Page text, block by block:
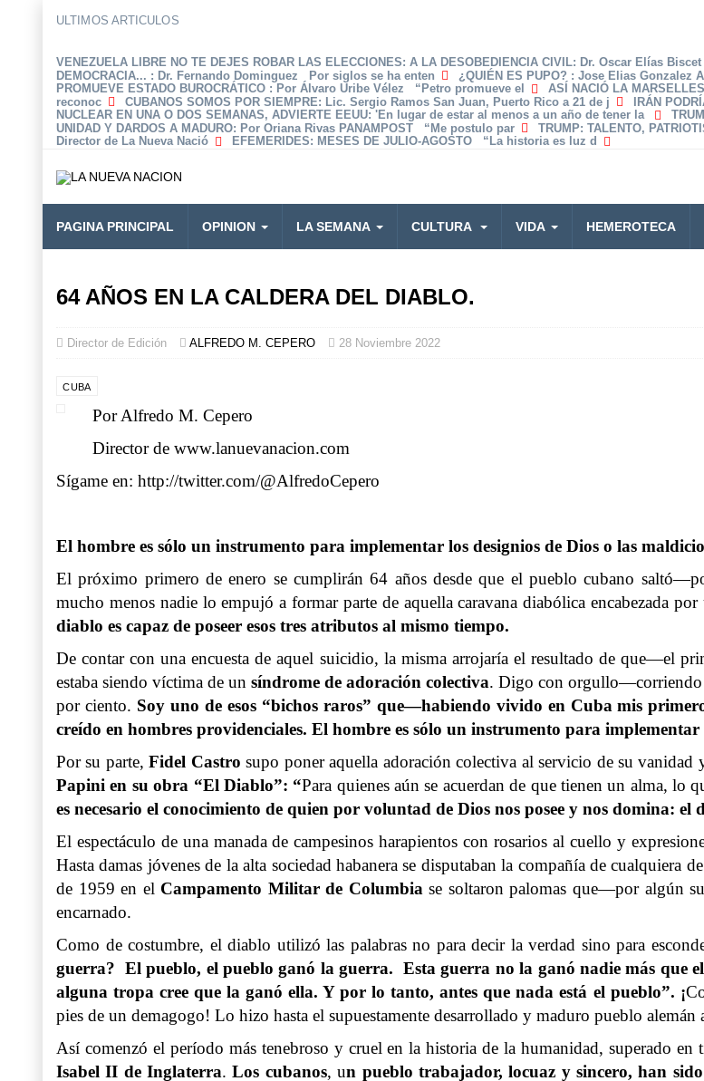
ULTIMOS ARTICULOS
VENEZUELA LIBRE NO TE DEJES ROBAR LAS ELECCIONES: A LA DESOBEDIENCIA CIVIL: Dr. Oscar Elías
DEMOCRACIA... : Dr. Fernando Dominguez Por siglos se ha enten ¿QUIÉN ES PUPO? : Jose Elias Gonzalez
PROMUEVE ESTADO BUROCRÁTICO : Por Álvaro Uribe Vélez “Petro promueve el ASÍ NACIÓ LA
reconoc
CUBANOS SOMOS POR SIEMPRE: Lic. Sergio Ramos San Juan, Puerto Rico a 21 de j
IRÁN
NUCLEAR EN UNA O DOS SEMANAS, ADVIERTE EEUU: 'En lugar de estar al menos a un año de tener la
UNIDAD Y DARDOS A MADURO: Por Oriana Rivas PANAMPOST “Me postulo par TRUMP: TALENTO,
Director de La Nueva Nació
EFEMERIDES: MESES DE JULIO-AGOSTO “La historia es luz d
PAGINA PRINCIPAL OPINION LA SEMANA CULTURA VIDA HEMEROTECA
64 AÑOS EN LA CALDERA DEL DIABLO.
Director de Edición ALFREDO M. CEPERO 28 Noviembre 2022
CUBA
Por Alfredo M. Cepero
Director de www.lanuevanacion.com
Sígame en: http://twitter.com/@AlfredoCepero
El hombre es sólo un instrumento para implementar los designios de Dios o las
El próximo primero de enero se cumplirán 64 años desde que el pueblo cubano
mucho menos nadie lo empujó a formar parte de aquella caravana diabólica encabezada
diablo es capaz de poseer esos tres atributos al mismo tiempo.
De contar con una encuesta de aquel suicidio, la misma arrojaría el resultado de que—el
estaba siendo víctima de unsíndrome de adoración colectiva. Digo con orgullo—corriendo
por ciento. Soy uno de esos “bichos raros” que—habiendo vivido en Cuba mis
creído en hombres providenciales. El hombre es sólo un instrumento para
Por su parte,Fidel Castro supo poner aquella adoración colectiva al servicio de su
Papini en su obra “El Diablo”: “Para quienes aún se acuerdan de que tienen un alma, lo
es necesario el conocimiento de quien por voluntad de Dios nos posee y nos domina: el
El espectáculo de una manada de campesinos harapientos con rosarios al cuello y
Hasta damas jóvenes de la alta sociedad habanera se disputaban la compañía de cualquiera
de 1959 en el Campamento Militar de Columbia se soltaron palomas que—por algún
encarnado.
Como de costumbre, el diablo utilizó las palabras no para decir la verdad sino para
guerra? El pueblo, el pueblo ganó la guerra. Esta guerra no la ganó nadie más que
alguna tropa cree que la ganó ella. Y por lo tanto, antes que nada está el pueblo”. ¡
pies de un demagogo! Lo hizo hasta el supuestamente desarrollado y maduro pueblo alemán
Así comenzó el período más tenebroso y cruel en la historia de la humanidad, superado
Isabel II de Inglaterra.Los cubanos, un pueblo trabajador, locuaz y sincero, han